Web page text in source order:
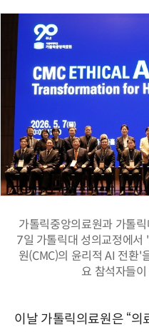
가톨릭중앙의료원과 가톨
7일 가톨릭대 성의교정에서
원(CMC)의 윤리적 AI 전환'
요 참석자들
이날 가톨릭의료원은 “의